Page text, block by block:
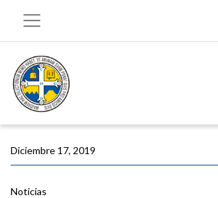
Diciembre 17, 2019
Noticias